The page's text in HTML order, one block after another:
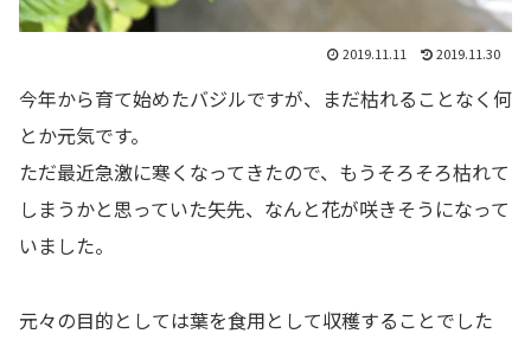
2019.11.11 2019.11.30
今年から育て始めたバジルですが、まだ枯れることなく何
とか元気です。
ただ最近急激に寒くなってきたので、もうそろそろ枯れて
しまうかと思っていた矢先、なんと花が咲きそうになって
いました。
元々の目的としては葉を食用として収穫することでした